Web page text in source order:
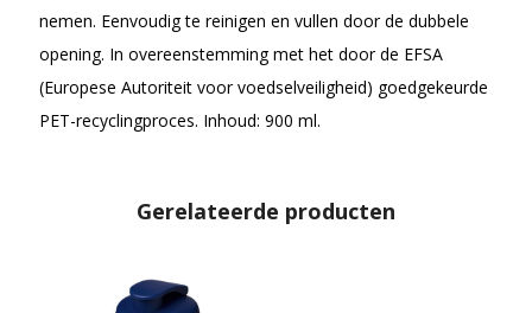
nemen. Eenvoudig te reinigen en vullen door de dubbele
opening. In overeenstemming met het door de EFSA
(Europese Autoriteit voor voedselveiligheid) goedgekeurde
PET-recyclingproces. Inhoud: 900 ml.
Gerelateerde producten